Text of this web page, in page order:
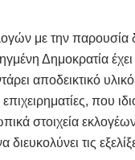
με την παρουσία
Δημοκρατία έχει
αποδεικτικό
που
στοιχεία
τις